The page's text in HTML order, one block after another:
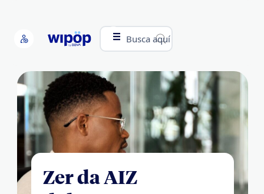
Busca aquí
Zer da AIZ